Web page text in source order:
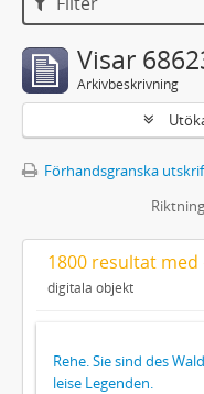
Visar
Arkivbeskrivning
Förhandsgranska
1800 resultat
digitala objekt
Rehe. Sie sind des
leise Legenden.